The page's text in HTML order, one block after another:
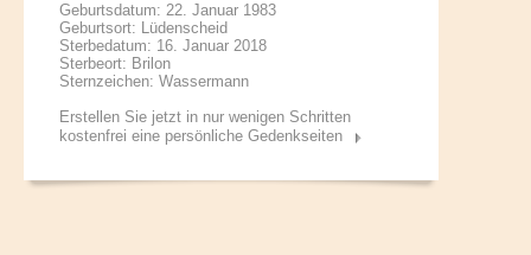
Geburtsdatum: 22. Januar 1983
Geburtsort: Lüdenscheid
Sterbedatum: 16. Januar 2018
Sterbeort: Brilon
Sternzeichen: Wassermann
Erstellen Sie jetzt in nur wenigen Schritten
kostenfrei eine persönliche Gedenkseiten